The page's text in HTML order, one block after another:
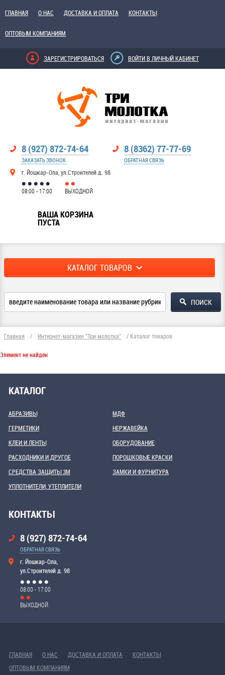
ГЛАВНАЯ О НАС ДОСТАВКА И ОПЛАТА КОНТАКТЫ
ОПТОВЫМ КОМПАНИЯМ
ЗАРЕГИСТРИРОВАТЬСЯ ВОЙТИ В ЛИЧНЫЙ КАБИНЕТ
8 (927) 872-74-64
ЗАКАЗАТЬ ЗВОНОК
г. Йошкар-Ола, ул.Строителей д. 98
8 (8362) 77-77-69
ОБРАТНАЯ СВЯЗЬ
08:00 - 17:00 ВЫХОДНОЙ
ВАША КОРЗИНА
ПУСТА
КАТАЛОГ ТОВАРОВ
Главная / Интернет-магазин "Три молотка" / Каталог товаров
Элемент не найден
КАТАЛОГ
АБРАЗИВЫ
ГЕРМЕТИКИ
КЛЕИ И ЛЕНТЫ
МДФ
НЕРЖАВЕЙКА
ОБОРУДОВАНИЕ
РАСХОДНИКИ И ДРУГОЕ
СРЕДСТВА ЗАЩИТЫ 3М
УПЛОТНИТЕЛИ, УТЕПЛИТЕЛИ
ПОРОШКОВЫЕ КРАСКИ
ЗАМКИ И ФУРНИТУРА
КОНТАКТЫ
8 (927) 872-74-64
ОБРАТНАЯ СВЯЗЬ
г. Йошкар-Ола,
ул.Строителей д. 98
08:00 - 17:00
ВЫХОДНОЙ
ГЛАВНАЯ О НАС ДОСТАВКА И ОПЛАТА
КОНТАКТЫ
ОПТОВЫМ КОМПАНИЯМ